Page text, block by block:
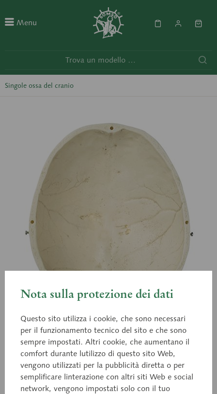
Menu
Singole ossa del cranio
QS 19/71
Calvarium
Nota sulla protezione dei dati
Questo sito utilizza i cookie, che sono necessari
per il funzionamento tecnico del sito e che sono
sempre impostati. Altri cookie, che aumentano il
comfort durante lutilizzo di questo sito Web,
vengono utilizzati per la pubblicità diretta o per
semplificare linterazione con altri siti Web e social
network, vengono impostati solo con il tuo